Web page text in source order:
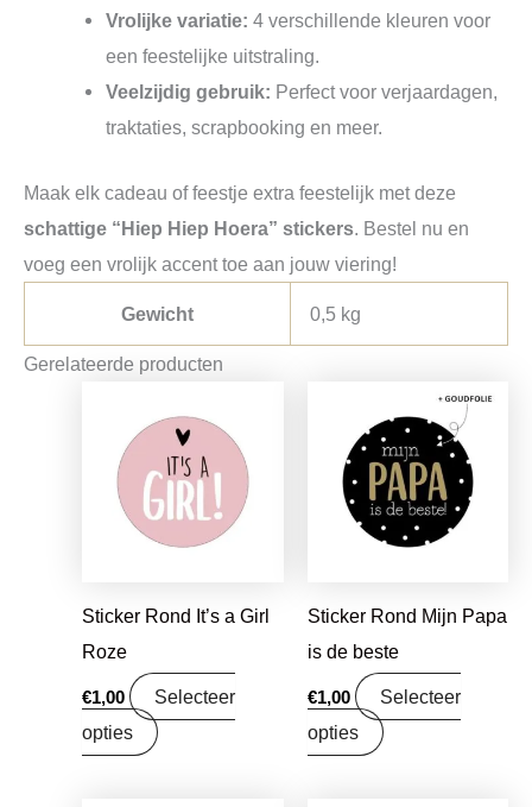
Vrolijke variatie: 4 verschillende kleuren voor
een feestelijke uitstraling.
Veelzijdig gebruik: Perfect voor verjaardagen,
traktaties, scrapbooking en meer.
Maak elk cadeau of feestje extra feestelijk met deze
schattige “Hiep Hiep Hoera” stickers . Bestel nu en
voeg een vrolijk accent toe aan jouw viering!
Gewicht 0,5 kg
Gerelateerde producten
Sticker Rond It’s a Girl
Roze
€1,00
Selecteer
opties
Sticker Rond Mijn Papa
is de beste
€1,00
Selecteer
opties